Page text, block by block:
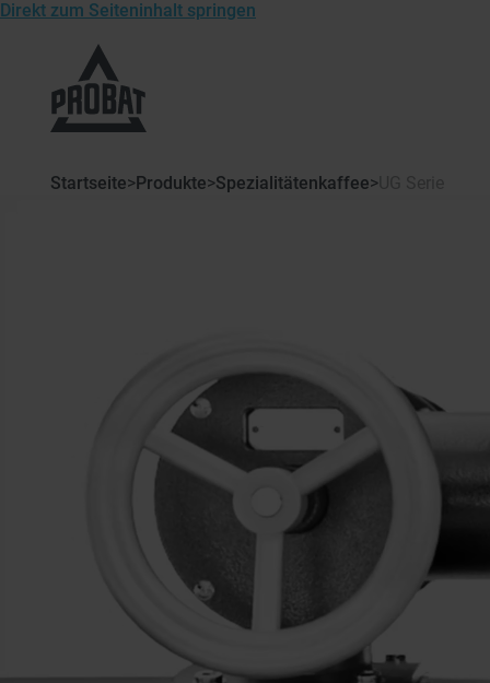
Direkt zum Seiteninhalt springen
von
Startseite>Produkte>Spezialitätenkaffee>UG Serie